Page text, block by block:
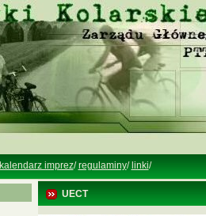
kalendarz imprez/regulaminy/ linki/
UECT